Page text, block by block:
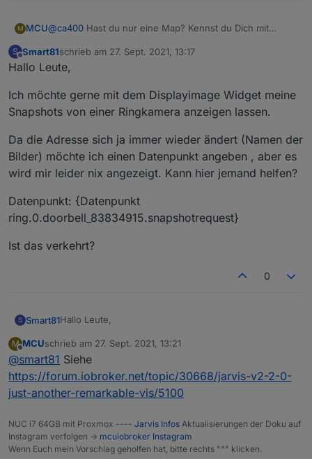
M MCU@ca400 Hast du nur eine Map? Kennst du Dich mit
S
Offline
Smart81schrieb am 27. Sept. 2021, 13:17
zuletzt editiert von
Hallo Leute,
Ich möchte gerne mit dem Displayimage Widget meine
Snapshots von einer Ringkamera anzeigen lassen.
Da die Adresse sich ja immer wieder ändert (Namen der
Bilder) möchte ich einen Datenpunkt angeben , aber es
wird mir leider nix angezeigt. Kann hier jemand helfen?
Datenpunkt: {Datenpunkt
ring.0.doorbell_83834915.snapshotrequest}
Ist das verkehrt?
0
S Smart81Hallo Leute,
Ich möchte gerne mit dem Displayimage Widget meine
Snapshots von einer Ringkamera anzeigen lassen.
Da die Adresse sich ja immer wieder ändert (Namen
der Bilder) möchte ich einen Datenpunkt angeben ,
aber es wird mir leider nix angezeigt. Kann hier
Datenpunkt: {Datenpunkt
Ist das verkehrt?
M
Offline
MCUschrieb am 27. Sept. 2021, 13:21
zuletzt editiert von
@smart81 Siehe
https://forum.iobroker.net/topic/30668/jarvis-v2-2-0-
just-another-remarkable-vis/5100
NUC i7 64GB mit Proxmox ---- Jarvis Infos Aktualisierungen der Doku auf
Instagram verfolgen -> mcuiobroker Instagram
Wenn Euch mein Vorschlag geholfen hat, bitte rechts "^" klicken.